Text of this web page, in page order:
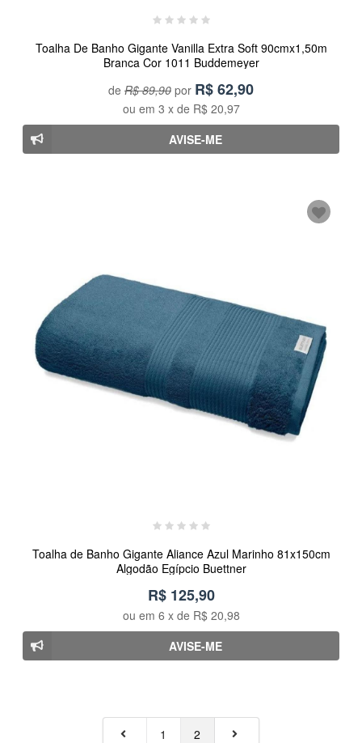
Toalha De Banho Gigante Vanilla Extra Soft 90cmx1,50m
Branca Cor 1011 Buddemeyer
de R$ 89,90 por R$62,90
ou em 3 x de R$ 20,97
AVISE-ME
Toalha de Banho Gigante Aliance Azul Marinho 81x150cm
Algodão Egípcio Buettner
R$ 125,90
ou em 6 x de R$ 20,98
AVISE-ME
1 2